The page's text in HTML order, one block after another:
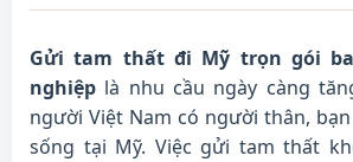
Gửi tam thất đi Mỹ trọn gói
nghiệp là nhu cầu ngày càng
người Việt Nam có người thân,
sống tại Mỹ. Việc gửi tam thất